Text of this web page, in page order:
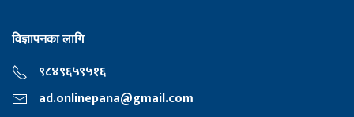
विज्ञापनका लागि
९८४९६५९५१६
ad.onlinepana@gmail.com